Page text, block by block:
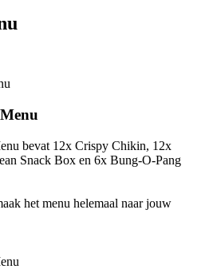
bevat 12x Crispy Chikin, 12x
Snack Box en 6x Bung-O-Pang
het menu helemaal naar jouw